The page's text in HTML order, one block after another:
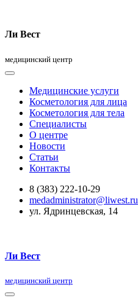
Ли Вест
медицинский центр
Медицинские услуги
Косметология для лица
Косметология для тела
Специалисты
О центре
Новости
Статьи
Контакты
8 (383) 222-10-29
medadministrator@liwest.ru
ул. Ядринцевская, 14
Ли Вест
медицинский центр